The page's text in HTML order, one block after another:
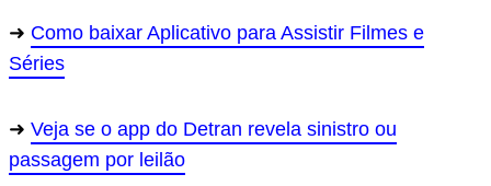
Como baixar Aplicativo para Assistir Filmes e
Séries
Veja se o app do Detran revela sinistro ou
passagem por leilão